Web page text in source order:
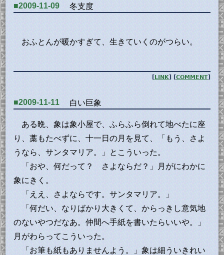
■2009-11-09 冬支度
おふとんが暖かすぎて、生きていくのがつらい。
[LINK ] [COMMENT]
■2009-11-11 白い巨象
ある晩、象は象小屋で、ふらふら倒れて地べたに座
り、藁もたべずに、十一日の月を見て、「もう、さよ
うなら、サンタマリア。」とこういった。
「おや、何だって？ さよならだ？」月がにわかに
象にきく。
「ええ、さよならです。サンタマリア。」
「何だい、なりばかり大きくて、からっきし意気地
のないやつだなあ。仲間へ手紙を書いたらいいや。」
月がわらってこういった。
「お筆も紙もありませんよう。」象は細ういきれい